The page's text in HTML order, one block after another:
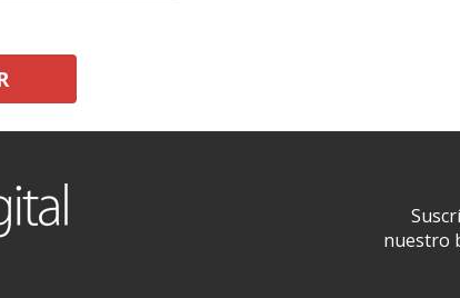
nuestro